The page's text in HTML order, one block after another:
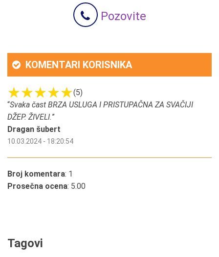
Pozovite
KOMENTARI KORISNIKA
(5)
“Svaka čast BRZA USLUGA I PRISTUPAČNA ZA SVAČIJI
DŽEP. ŽIVELI.”
Dragan šubert
10.03.2024 - 18:20:54
Broj komentara: 1
Prosečna ocena: 5.00
Tagovi